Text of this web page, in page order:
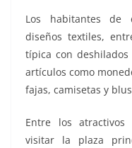
Los habitantes de
diseños textiles,
típica con
artículos como
fajas, camisetas y
Entre los atractivos
visitar la plaza